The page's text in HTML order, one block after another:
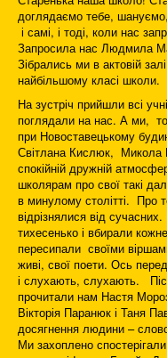
доглядаємо тебе,
і самі, і тоді, коли нас
Запросила нас Людмила
Зібрались ми в актовій
найбільшому класі школи.
На зустріч прийшли всі
поглядали на нас. А ми, то
при Новоставецькому
Світлана Кислюк, Микола
спокійній дружній
школярам про свої такі
в минулому столітті. Про
відрізнялися від
тихесенько і вбирали
пересипали своїми
живі, свої поети. Ось
і слухають, слухають.
прочитали нам Настя
Вікторія Паранюк і Таня
досягнення людини –
Ми захоплено